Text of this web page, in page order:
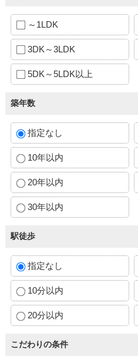
～1LDK
3DK～3LDK
5DK～5LDK以上
築年数
指定なし
10年以内
20年以内
30年以内
駅徒歩
指定なし
10分以内
20分以内
こだわりの条件